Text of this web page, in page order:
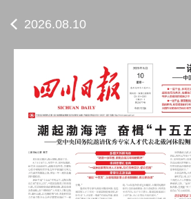
2026.08.10